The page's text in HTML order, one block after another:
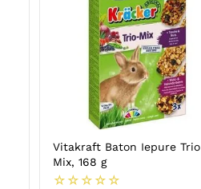
Vitakraft Baton Iepure Trio
Mix, 168 g
☆ ☆ ☆ ☆ ☆